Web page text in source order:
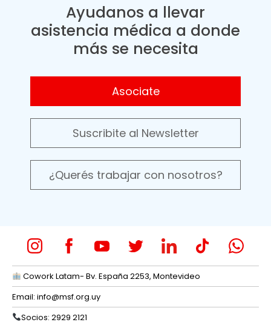
Ayudanos a llevar
asistencia médica a donde
más se necesita
Asociate
Suscribite al Newsletter
¿Querés trabajar con nosotros?
Cowork Latam- Bv. España 2253, Montevideo
Email: info@msf.org.uy
Socios: 2929 2121